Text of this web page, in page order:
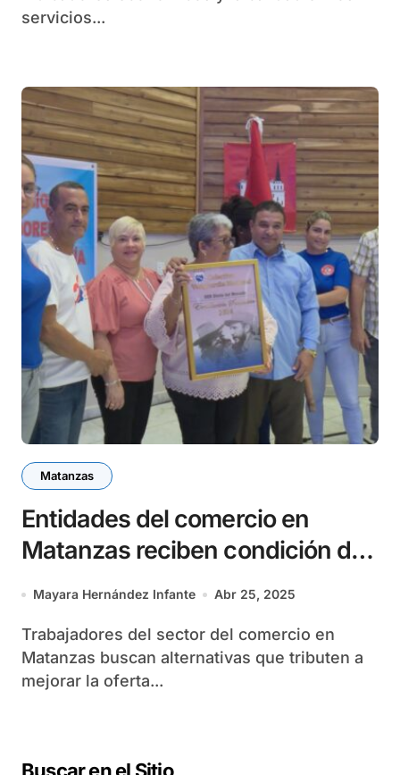
servicios...
Matanzas
Entidades del comercio en
Matanzas reciben condición de
Colectivo Vanguardia Nacional
Mayara Hernández Infante Abr 25, 2025
Trabajadores del sector del comercio en
Matanzas buscan alternativas que tributen a
mejorar la oferta...